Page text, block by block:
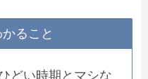
ること
どい時期とマシな